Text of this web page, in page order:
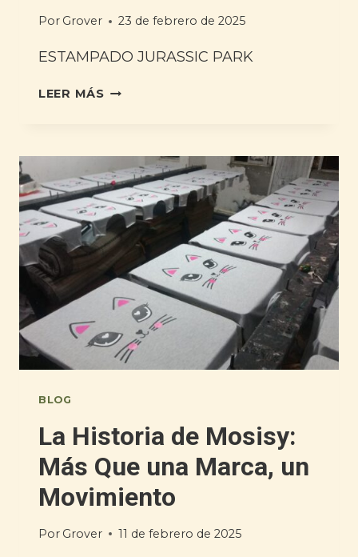
Por Grover 23 de febrero de 2025
ESTAMPADO JURASSIC PARK
LEER MÁS
BLOG
La Historia de Mosisy:
Más Que una Marca, un
Movimiento
Por Grover 11 de febrero de 2025